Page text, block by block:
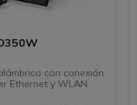
con conexión
Ethernet y WLAN